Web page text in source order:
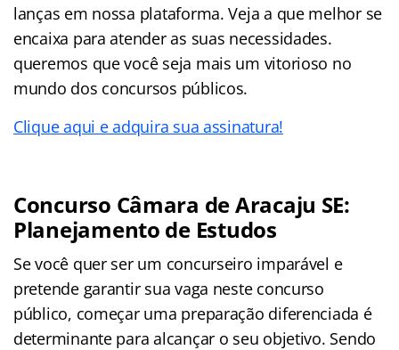
lanças em nossa plataforma. Veja a que melhor se
encaixa para atender as suas necessidades.
queremos que você seja mais um vitorioso no
mundo dos concursos públicos.
Clique aqui e adquira sua assinatura!
Concurso Câmara de Aracaju SE:
Planejamento de Estudos
Se você quer ser um concurseiro imparável e
pretende garantir sua vaga neste concurso
público, começar uma preparação diferenciada é
determinante para alcançar o seu objetivo. Sendo